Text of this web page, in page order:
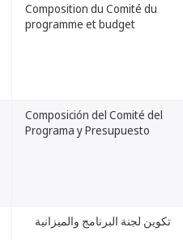
Composition du Comité du
programme et budget
Composición del Comité del
Programa y Presupuesto
تكوين لجنة البرنامج والميزانية